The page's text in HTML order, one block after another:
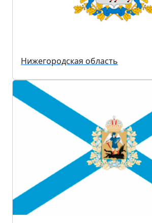
Нижегородская область